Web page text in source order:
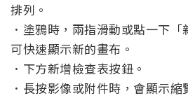
排列。
．塗鴉時，兩指滑動或點一下
可快速顯示新的畫布。
．下方新增檢查表按鈕。
．長按影像或附件時，會顯示縮